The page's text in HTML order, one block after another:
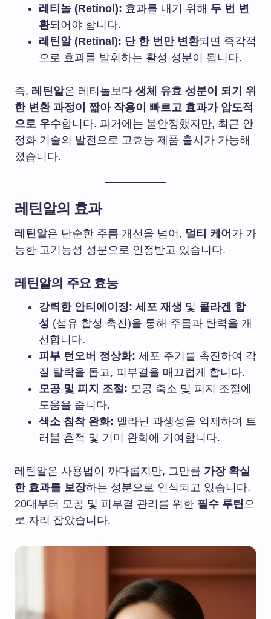
레티놀 (Retinol): 효과를 내기 위해 두 번 변
환되어야 합니다.
레틴알 (Retinal): 단 한 번만 변환되면 즉각적
으로 효과를 발휘하는 활성 성분이 됩니다.
즉, 레틴알은 레티놀보다 생체 유효 성분이 되기 위
한 변환 과정이 짧아 작용이 빠르고 효과가 압도적
으로 우수합니다. 과거에는 불안정했지만, 최근 안
정화 기술의 발전으로 고효능 제품 출시가 가능해
졌습니다.
레틴알의 효과
레틴알은 단순한 주름 개선을 넘어, 멀티 케어 가 가
능한 고기능성 성분으로 인정받고 있습니다.
레틴알의 주요 효능
강력한 안티에이징: 세포 재생 및 콜라겐 합
성 (섬유 합성 촉진)을 통해 주름과 탄력을 개
선합니다.
피부 턴오버 정상화: 세포 주기를 촉진하여 각
질 탈락을 돕고, 피부결을 매끄럽게 합니다.
모공 및 피지 조절: 모공 축소 및 피지 조절에
도움을 줍니다.
색소 침착 완화: 멜라닌 과생성을 억제하여 트
러블 흔적 및 기미 완화에 기여합니다.
레틴알은 사용법이 까다롭지만, 그만큼 가장 확실
한 효과를 보장하는 성분으로 인식되고 있습니다.
20대부터 모공 및 피부결 관리를 위한 필수 루틴 으
로 자리 잡았습니다.